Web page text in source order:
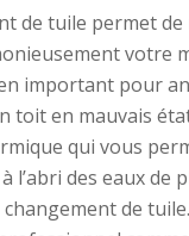
de tuile permet
votre
important pour
toit en mauvais
qui vous
l’abri des eaux de
de